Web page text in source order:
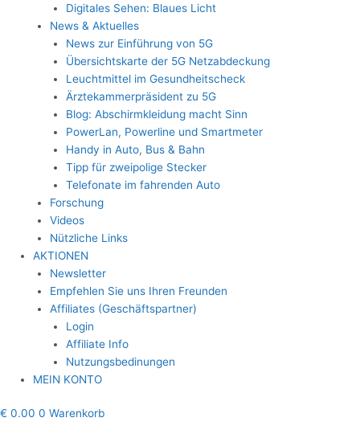
Digitales Sehen: Blaues Licht
News & Aktuelles
News zur Einführung von 5G
Übersichtskarte der 5G Netzabdeckung
Leuchtmittel im Gesundheitscheck
Ärztekammerpräsident zu 5G
Blog: Abschirmkleidung macht Sinn
PowerLan, Powerline und Smartmeter
Handy in Auto, Bus & Bahn
Tipp für zweipolige Stecker
Telefonate im fahrenden Auto
Forschung
Videos
Nützliche Links
AKTIONEN
Newsletter
Empfehlen Sie uns Ihren Freunden
Affiliates (Geschäftspartner)
Login
Affiliate Info
Nutzungsbedinungen
MEIN KONTO
€ 0.00 0 Warenkorb